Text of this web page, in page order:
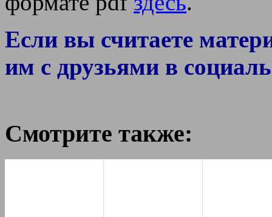
Если вы считаете
им с друзьями в
Смотрите также: